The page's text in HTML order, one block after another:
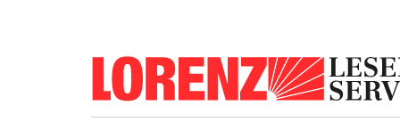
Lorenz Leserservice